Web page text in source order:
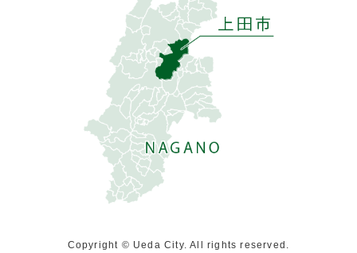
Copyright © Ueda City. All rights reserved.